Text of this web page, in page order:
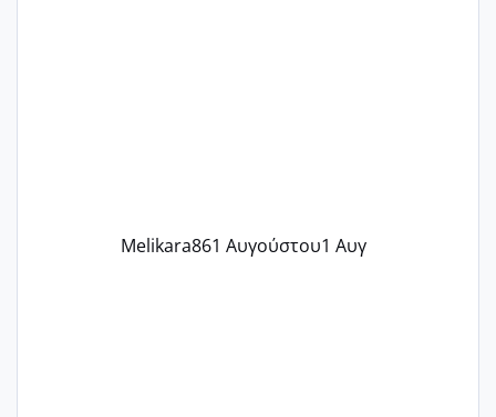
Melikara861 Αυγούστου1 Αυγ